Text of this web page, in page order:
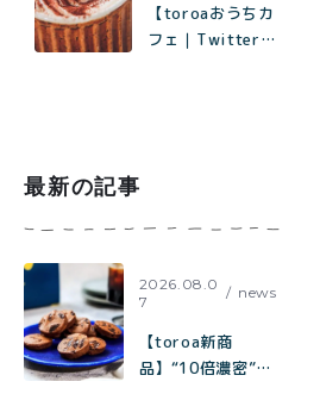
【toroaおうちカ
フェ｜Twitterで
最新の記事
2026.08.0
7
news
【toroa新商
品】“10倍濃密”カ